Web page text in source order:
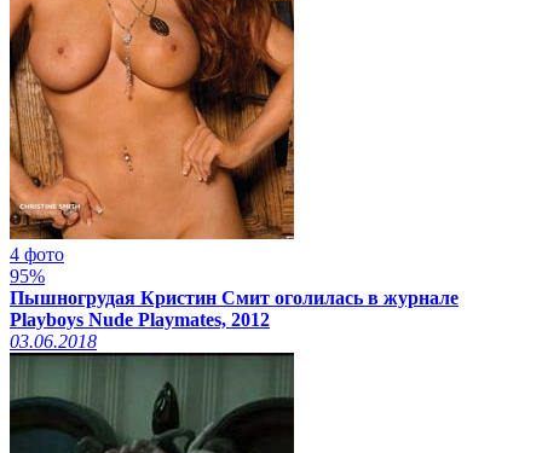
4 фото
95%
Пышногрудая Кристин Смит оголилась в журнале
Playboys Nude Playmates, 2012
03.06.2018